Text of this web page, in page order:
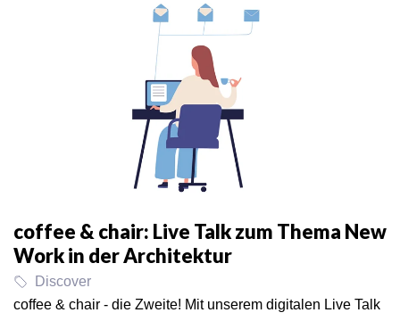
coffee & chair: Live Talk zum Thema New
Work in der Architektur
Discover
coffee & chair - die Zweite! Mit unserem digitalen Live Talk